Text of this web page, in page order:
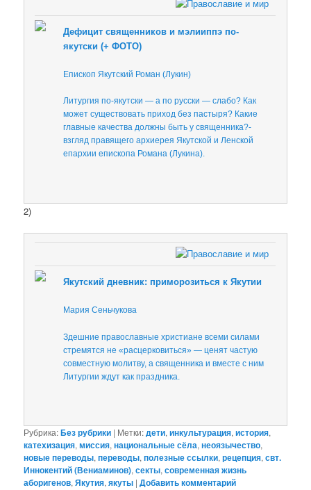
Дефицит священников и мэлииппэ по-
якутски (+ ФОТО)
Епископ Якутский Роман (Лукин)
Литургия по-якутски — а по русски — слабо? Как
может существовать приход без пастыря? Какие
главные качества должны быть у священника?-
взгляд правящего архиерея Якутской и Ленской
епархии епископа Романа (Лукина).
2)
Якутский дневник: приморозиться к Якутии
Мария Сеньчукова
Здешние православные христиане всеми силами
стремятся не «расцерковиться» — ценят частую
совместную молитву, а священника и вместе с ним
Литургии ждут как праздника.
Рубрика:Без рубрики | Метки:дети,инкультурация,история,
катехизация,миссия,национальные сёла,неоязычество,
новые переводы,переводы,полезные ссылки,рецепция,свт.
Иннокентий (Вениаминов),секты,современная жизнь
аборигенов,Якутия,якуты |Добавить комментарий